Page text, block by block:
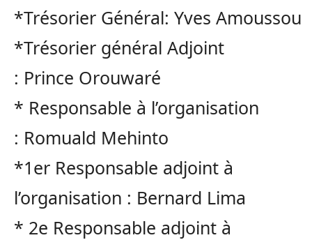
*Trésorier Général: Yves Amoussou
*Trésorier général Adjoint
: Prince Orouwaré
* Responsable à l’organisation
: Romuald Mehinto
*1er Responsable adjoint à
l’organisation : Bernard Lima
* 2e Responsable adjoint à